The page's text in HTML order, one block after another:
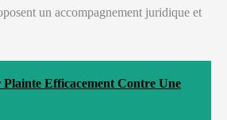
un accompagnement juridique et
Efficacement Contre Une